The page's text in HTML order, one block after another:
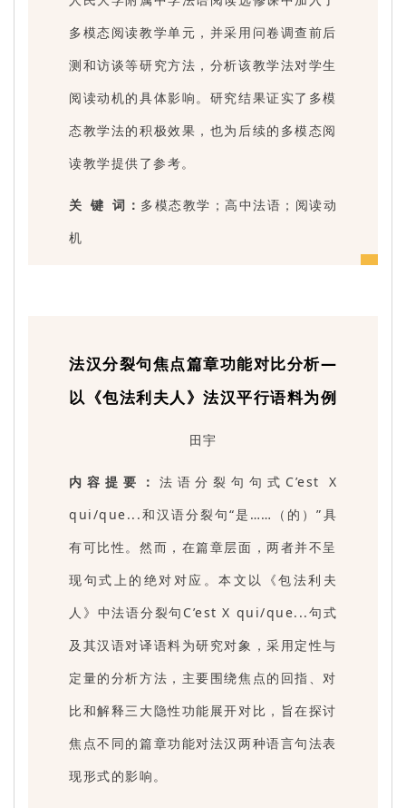
多模态阅读教学单元，并采用问卷调查前后
测和访谈等研究方法，分析该教学法对学生
阅读动机的具体影响。研究结果证实了多模
态教学法的积极效果，也为后续的多模态阅
读教学提供了参考。
关 键 词： 多模态教学；高中法语；阅读动
机
法汉分裂句焦点篇章功能对比分析—
以《包法利夫人》法汉平行语料为例
田宇
内容提要： 法语分裂句句式C’est X
qui/que...和汉语分裂句“是……（的）”具
有可比性。然而，在篇章层面，两者并不呈
现句式上的绝对对应。本文以《包法利夫
人》中法语分裂句C’est X qui/que...句式
及其汉语对译语料为研究对象，采用定性与
定量的分析方法，主要围绕焦点的回指、对
比和解释三大隐性功能展开对比，旨在探讨
焦点不同的篇章功能对法汉两种语言句法表
现形式的影响。